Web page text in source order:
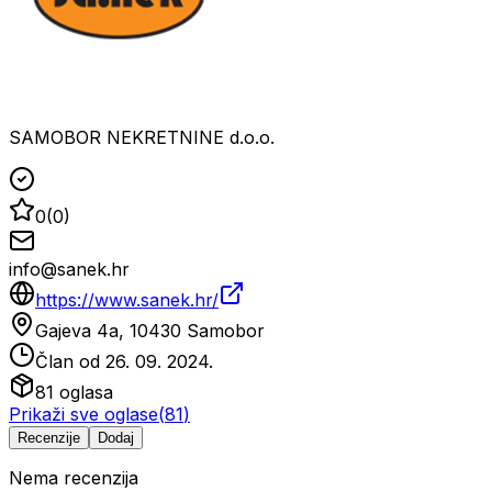
SAMOBOR NEKRETNINE d.o.o.
0(0)
info@sanek.hr
https://www.sanek.hr/
Gajeva 4a, 10430 Samobor
Član od 26. 09. 2024.
81 oglasa
Prikaži sve oglase(81)
Recenzije Dodaj
Nema recenzija